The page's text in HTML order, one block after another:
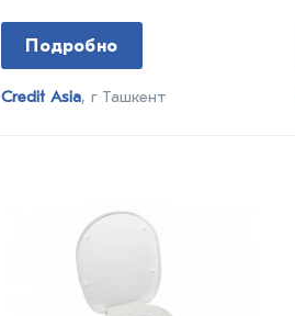
Подробно
Credit Asia, г Ташкент